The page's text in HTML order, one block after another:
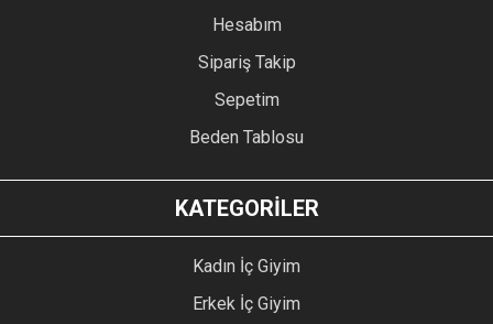
Hesabım
Sipariş Takip
Sepetim
Beden Tablosu
KATEGORİLER
Kadın İç Giyim
Erkek İç Giyim